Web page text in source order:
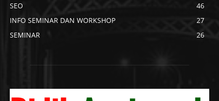
SEO
46
INFO SEMINAR DAN WORKSHOP
27
SEMINAR
26